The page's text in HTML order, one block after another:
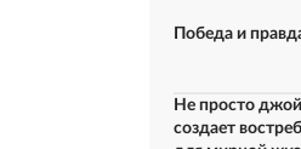
Победа и
Не просто
создает